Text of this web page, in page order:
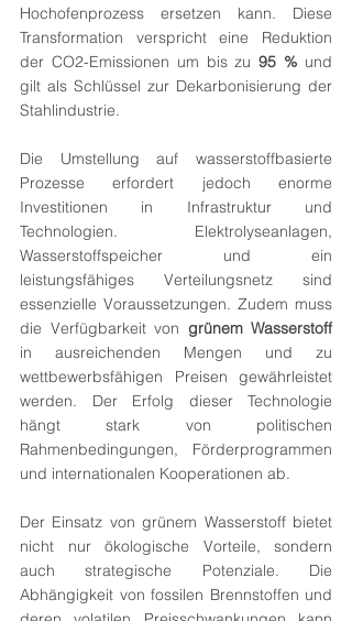
Hochofenprozess ersetzen kann. Diese
Transformation verspricht eine Reduktion
der CO2-Emissionen um bis zu 95 % und
gilt als Schlüssel zur Dekarbonisierung der
Stahlindustrie.
Die Umstellung auf wasserstoffbasierte
Prozesse erfordert jedoch enorme
Investitionen in Infrastruktur und
Technologien. Elektrolyseanlagen,
Wasserstoffspeicher und ein
leistungsfähiges Verteilungsnetz sind
essenzielle Voraussetzungen. Zudem muss
die Verfügbarkeit von grünem Wasserstoff
in ausreichenden Mengen und zu
wettbewerbsfähigen Preisen gewährleistet
werden. Der Erfolg dieser Technologie
hängt stark von politischen
Rahmenbedingungen, Förderprogrammen
und internationalen Kooperationen ab.
Der Einsatz von grünem Wasserstoff bietet
nicht nur ökologische Vorteile, sondern
auch strategische Potenziale. Die
Abhängigkeit von fossilen Brennstoffen und